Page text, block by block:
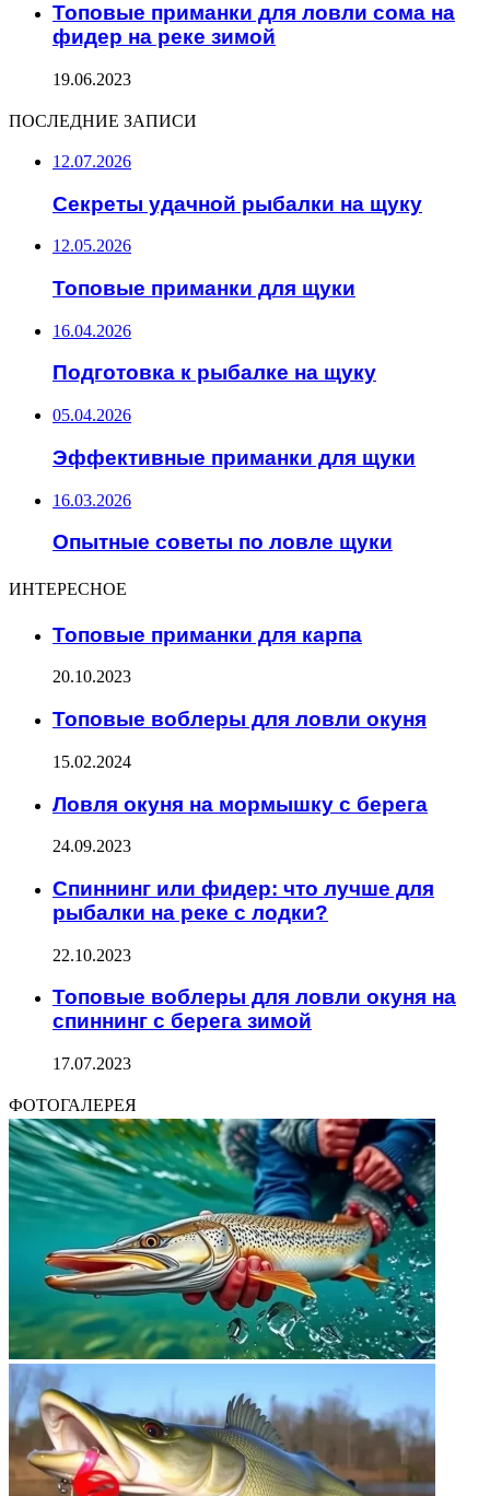
Топовые приманки для ловли сома на
фидер на реке зимой
19.06.2023
ПОСЛЕДНИЕ ЗАПИСИ
12.07.2026
Секреты удачной рыбалки на щуку
12.05.2026
Топовые приманки для щуки
16.04.2026
Подготовка к рыбалке на щуку
05.04.2026
Эффективные приманки для щуки
16.03.2026
Опытные советы по ловле щуки
ИНТЕРЕСНОЕ
Топовые приманки для карпа
20.10.2023
Топовые воблеры для ловли окуня
15.02.2024
Ловля окуня на мормышку с берега
24.09.2023
Спиннинг или фидер: что лучше для
рыбалки на реке с лодки?
22.10.2023
Топовые воблеры для ловли окуня на
спиннинг с берега зимой
17.07.2023
ФОТОГАЛЕРЕЯ